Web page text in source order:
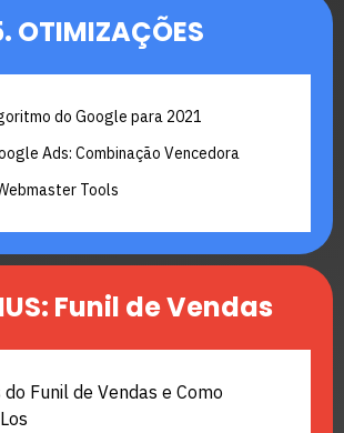
OTIMIZAÇÕES
do Google para 2021
Ads: Combinação Vencedora
Tools
Funil de Vendas
Funil de Vendas e Como